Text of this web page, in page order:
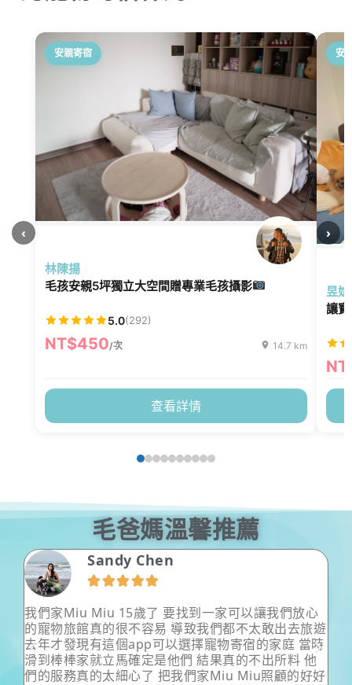
安親寄宿
林陳揚
毛孩安親5坪獨立大空間贈專業毛孩攝影
5.0(292)
NT$450/次 14.7 km
查看詳情
安
昱妡
讓
‹ ›
毛爸媽溫馨推薦
Morris Lee

超級細心溫柔以及專業的保姆姊姊，把狗狗照顧的無
微不至，會主動定時回報狗狗狀況以及跟飼主討論。
狗狗有問題也很熱心中肯的飼主意見以及給予協助。
狗狗給保姆姊姊帶根本舒適到不想回家啦！飼主也能
安全出遊。超級無敵棒的姊姊！